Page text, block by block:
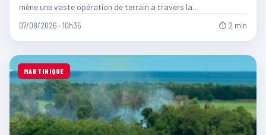
mène une vaste opération de terrain à travers la…
07/08/2026 · 10h35 ⏱ 2 min
MARTINIQUE